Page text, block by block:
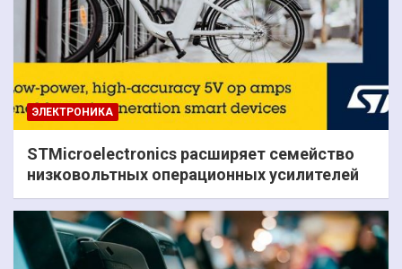
ЭЛЕКТРОНИКА
STMicroelectronics расширяет семейство
низковольтных операционных усилителей